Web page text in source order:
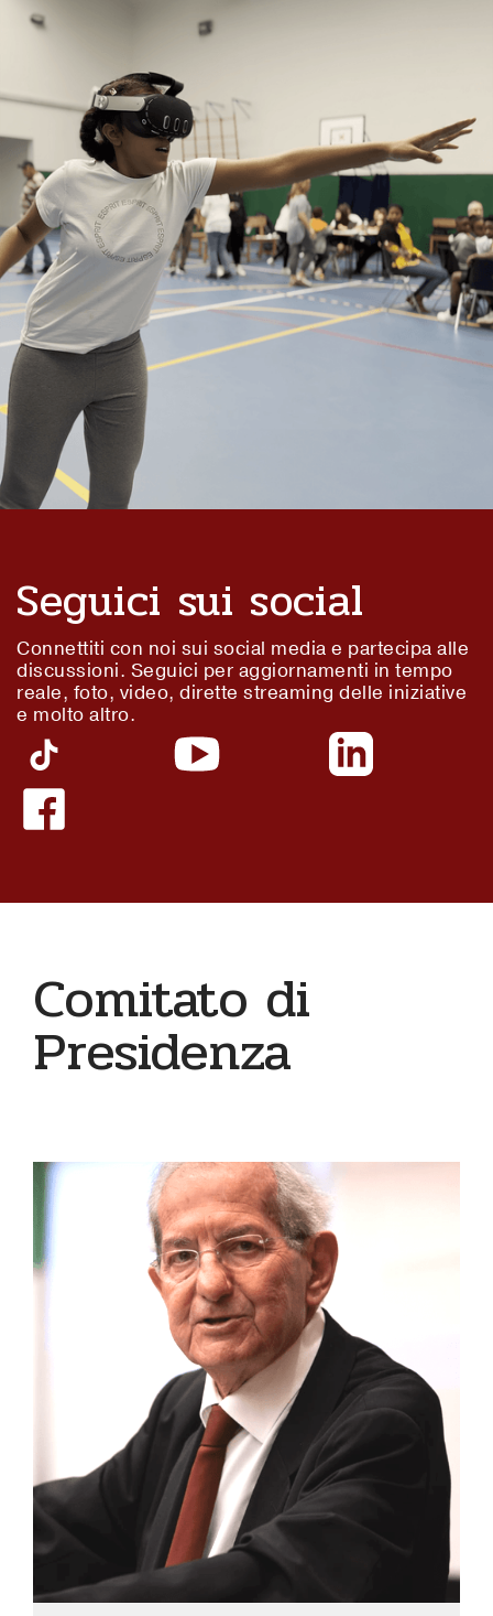
Seguici sui social
Connettiti con noi sui social media e partecipa alle
discussioni. Seguici per aggiornamenti in tempo
reale, foto, video, dirette streaming delle iniziative
e molto altro.

Comitato di
Presidenza